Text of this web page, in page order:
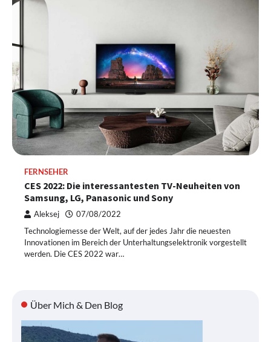
FERNSEHER
CES 2022: Die interessantesten TV-Neuheiten von
Samsung, LG, Panasonic und Sony
Aleksej 07/08/2022
Technologiemesse der Welt, auf der jedes Jahr die neuesten
Innovationen im Bereich der Unterhaltungselektronik vorgestellt
werden. Die CES 2022 war…
Über Mich & Den Blog